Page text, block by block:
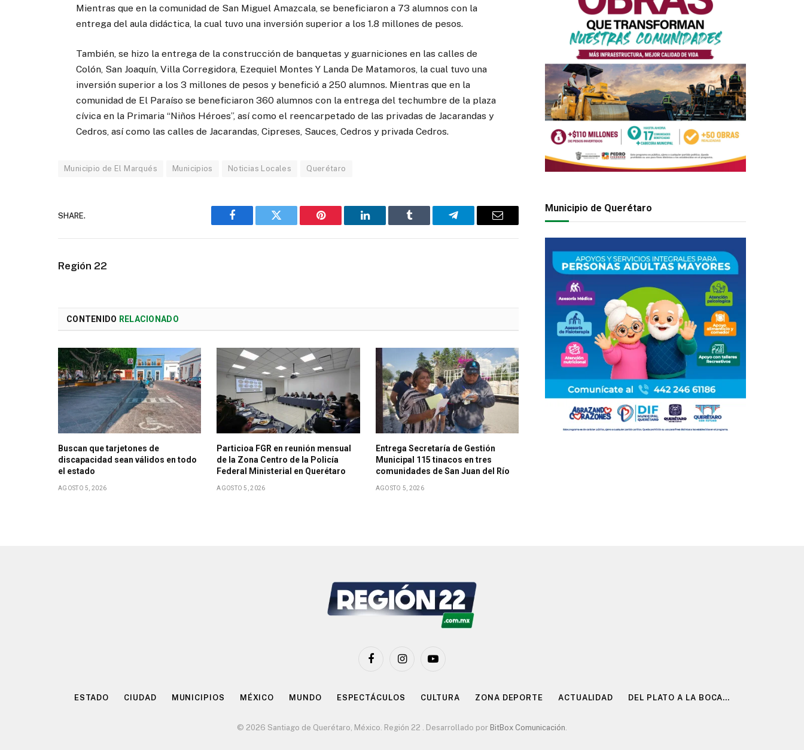
Mientras que en la comunidad de San Miguel Amazcala, se beneficiaron a 73 alumnos con la
entrega del aula didáctica, la cual tuvo una inversión superior a los 1.8 millones de pesos.
También, se hizo la entrega de la construcción de banquetas y guarniciones en las calles de
Colón, San Joaquín, Villa Corregidora, Ezequiel Montes Y Landa De Matamoros, la cual tuvo una
inversión superior a los 3 millones de pesos y benefició a 250 alumnos. Mientras que en la
comunidad de El Paraíso se beneficiaron 360 alumnos con la entrega del techumbre de la plaza
cívica en la Primaria “Niños Héroes”, así como el reencarpetado de las privadas de Jacarandas y
Cedros, así como las calles de Jacarandas, Cipreses, Sauces, Cedros y privada Cedros.
Municipio de El Marqués Municipios Noticias Locales Querétaro
SHARE.
Facebook Twitter Pinterest LinkedIn Tumblr Telegram Email
Región 22
CONTENIDO RELACIONADO
Buscan que tarjetones de
discapacidad sean válidos en todo
el estado
AGOSTO 5, 2026
Particioa FGR en reunión mensual
de la Zona Centro de la Policía
Federal Ministerial en Querétaro
AGOSTO 5, 2026
Entrega Secretaría de Gestión
Municipal 115 tinacos en tres
comunidades de San Juan del Río
AGOSTO 5, 2026
Municipio de Querétaro
FacebookInstagramYouTube
ESTADO CIUDAD MUNICIPIOS MÉXICO MUNDO ESPECTÁCULOS CULTURA ZONA DEPORTE ACTUALIDAD DEL PLATO A LA BOCA…
© 2026 Santiago de Querétaro, México. Región 22 . Desarrollado por BitBox Comunicación